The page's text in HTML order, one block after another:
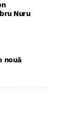
Nuru
nouă